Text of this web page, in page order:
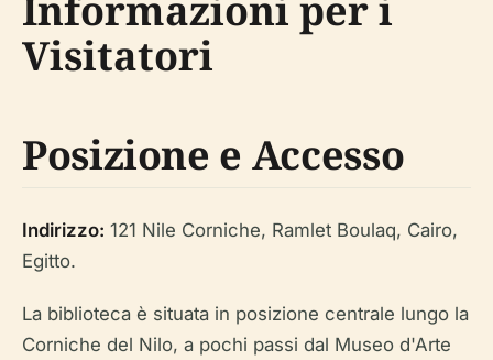
Visitatori
Posizione e Accesso
Indirizzo: 121 Nile Corniche, Ramlet Boulaq, Cairo,
Egitto.
La biblioteca è situata in posizione centrale lungo la
Corniche del Nilo, a pochi passi dal Museo d'Arte